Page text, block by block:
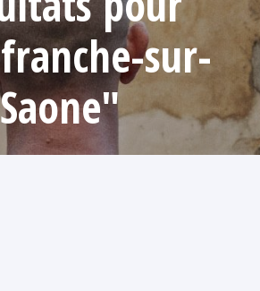
sur-
Saone"